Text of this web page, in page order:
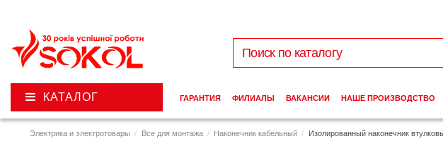
Электрика и электротовары Все для монтажа Наконечник кабельный Изолированный наконечник
КАТАЛОГ ГАРАНТИЯ ФИЛИАЛЫ ВАКАНСИИ НАШЕ ПРОИЗВОДСТВО